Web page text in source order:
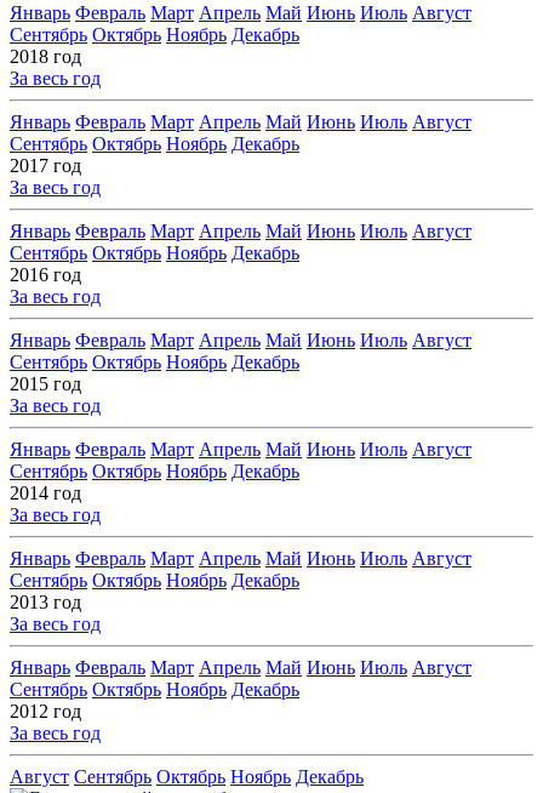
Январь Февраль Март Апрель Май Июнь Июль Август
Сентябрь Октябрь Ноябрь Декабрь
2018 год
За весь год
Январь Февраль Март Апрель Май Июнь Июль Август
Сентябрь Октябрь Ноябрь Декабрь
2017 год
За весь год
Январь Февраль Март Апрель Май Июнь Июль Август
Сентябрь Октябрь Ноябрь Декабрь
2016 год
За весь год
Январь Февраль Март Апрель Май Июнь Июль Август
Сентябрь Октябрь Ноябрь Декабрь
2015 год
За весь год
Январь Февраль Март Апрель Май Июнь Июль Август
Сентябрь Октябрь Ноябрь Декабрь
2014 год
За весь год
Январь Февраль Март Апрель Май Июнь Июль Август
Сентябрь Октябрь Ноябрь Декабрь
2013 год
За весь год
Январь Февраль Март Апрель Май Июнь Июль Август
Сентябрь Октябрь Ноябрь Декабрь
2012 год
За весь год
Август Сентябрь Октябрь Ноябрь Декабрь